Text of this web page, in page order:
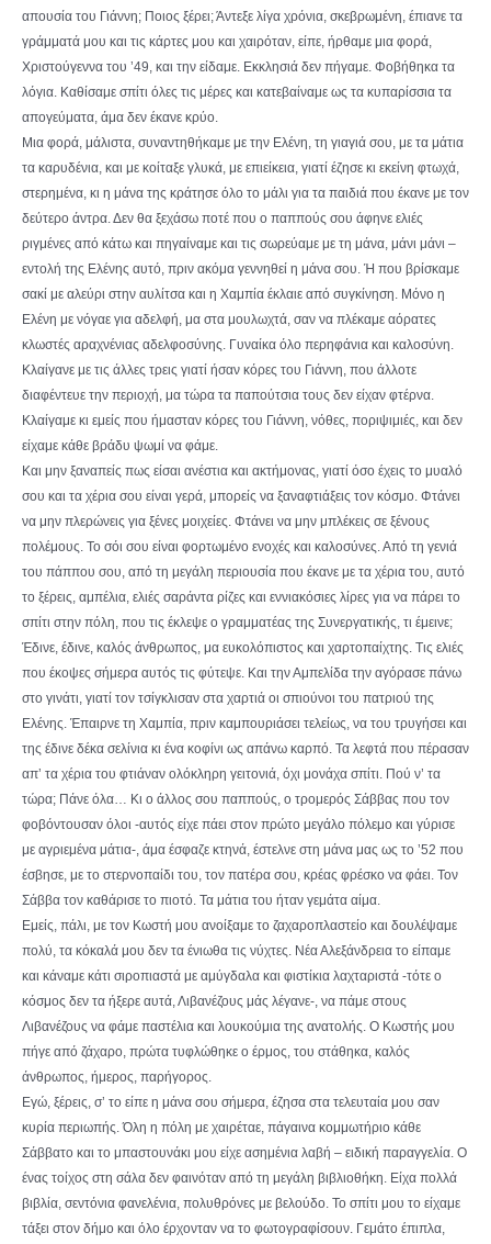
απουσία του Γιάννη; Ποιος ξέρει; Άντεξε λίγα χρόνια, σκεβρωμένη, έπιανε τα
γράμματά μου και τις κάρτες μου και χαιρόταν, είπε, ήρθαμε μια φορά,
Χριστούγεννα του ’49, και την είδαμε. Εκκλησιά δεν πήγαμε. Φοβήθηκα τα
λόγια. Καθίσαμε σπίτι όλες τις μέρες και κατεβαίναμε ως τα κυπαρίσσια τα
απογεύματα, άμα δεν έκανε κρύο.
Μια φορά, μάλιστα, συναντηθήκαμε με την Ελένη, τη γιαγιά σου, με τα μάτια
τα καρυδένια, και με κοίταξε γλυκά, με επιείκεια, γιατί έζησε κι εκείνη φτωχά,
στερημένα, κι η μάνα της κράτησε όλο το μάλι για τα παιδιά που έκανε με τον
δεύτερο άντρα. Δεν θα ξεχάσω ποτέ που ο παππούς σου άφηνε ελιές
ριγμένες από κάτω και πηγαίναμε και τις σωρεύαμε με τη μάνα, μάνι μάνι –
εντολή της Ελένης αυτό, πριν ακόμα γεννηθεί η μάνα σου. Ή που βρίσκαμε
σακί με αλεύρι στην αυλίτσα και η Χαμπία έκλαιε από συγκίνηση. Μόνο η
Ελένη με νόγαε για αδελφή, μα στα μουλωχτά, σαν να πλέκαμε αόρατες
κλωστές αραχνένιας αδελφοσύνης. Γυναίκα όλο περηφάνια και καλοσύνη.
Κλαίγανε με τις άλλες τρεις γιατί ήσαν κόρες του Γιάννη, που άλλοτε
διαφέντευε την περιοχή, μα τώρα τα παπούτσια τους δεν είχαν φτέρνα.
Κλαίγαμε κι εμείς που ήμασταν κόρες του Γιάννη, νόθες, ποριψιμιές, και δεν
είχαμε κάθε βράδυ ψωμί να φάμε.
Και μην ξαναπείς πως είσαι ανέστια και ακτήμονας, γιατί όσο έχεις το μυαλό
σου και τα χέρια σου είναι γερά, μπορείς να ξαναφτιάξεις τον κόσμο. Φτάνει
να μην πλερώνεις για ξένες μοιχείες. Φτάνει να μην μπλέκεις σε ξένους
πολέμους. Το σόι σου είναι φορτωμένο ενοχές και καλοσύνες. Από τη γενιά
του πάππου σου, από τη μεγάλη περιουσία που έκανε με τα χέρια του, αυτό
το ξέρεις, αμπέλια, ελιές σαράντα ρίζες και εννιακόσιες λίρες για να πάρει το
σπίτι στην πόλη, που τις έκλεψε ο γραμματέας της Συνεργατικής, τι έμεινε;
Έδινε, έδινε, καλός άνθρωπος, μα ευκολόπιστος και χαρτοπαίχτης. Τις ελιές
που έκοψες σήμερα αυτός τις φύτεψε. Και την Αμπελίδα την αγόρασε πάνω
στο γινάτι, γιατί τον τσίγκλισαν στα χαρτιά οι σπιούνοι του πατριού της
Ελένης. Έπαιρνε τη Χαμπία, πριν καμπουριάσει τελείως, να του τρυγήσει και
της έδινε δέκα σελίνια κι ένα κοφίνι ως απάνω καρπό. Τα λεφτά που πέρασαν
απ’ τα χέρια του φτιάναν ολόκληρη γειτονιά, όχι μονάχα σπίτι. Πού ν’ τα
τώρα; Πάνε όλα… Κι ο άλλος σου παππούς, ο τρομερός Σάββας που τον
φοβόντουσαν όλοι -αυτός είχε πάει στον πρώτο μεγάλο πόλεμο και γύρισε
με αγριεμένα μάτια-, άμα έσφαζε κτηνά, έστελνε στη μάνα μας ως το ’52 που
έσβησε, με το στερνοπαίδι του, τον πατέρα σου, κρέας φρέσκο να φάει. Τον
Σάββα τον καθάρισε το πιοτό. Τα μάτια του ήταν γεμάτα αίμα.
Εμείς, πάλι, με τον Κωστή μου ανοίξαμε το ζαχαροπλαστείο και δουλέψαμε
πολύ, τα κόκαλά μου δεν τα ένιωθα τις νύχτες. Νέα Αλεξάνδρεια το είπαμε
και κάναμε κάτι σιροπιαστά με αμύγδαλα και φιστίκια λαχταριστά -τότε ο
κόσμος δεν τα ήξερε αυτά, Λιβανέζους μάς λέγανε-, να πάμε στους
Λιβανέζους να φάμε παστέλια και λουκούμια της ανατολής. Ο Κωστής μου
πήγε από ζάχαρο, πρώτα τυφλώθηκε ο έρμος, του στάθηκα, καλός
άνθρωπος, ήμερος, παρήγορος.
Εγώ, ξέρεις, σ’ το είπε η μάνα σου σήμερα, έζησα στα τελευταία μου σαν
κυρία περιωπής. Όλη η πόλη με χαιρέταε, πάγαινα κομμωτήριο κάθε
Σάββατο και το μπαστουνάκι μου είχε ασημένια λαβή – ειδική παραγγελία. Ο
ένας τοίχος στη σάλα δεν φαινόταν από τη μεγάλη βιβλιοθήκη. Είχα πολλά
βιβλία, σεντόνια φανελένια, πολυθρόνες με βελούδο. Το σπίτι μου το είχαμε
τάξει στον δήμο και όλο έρχονταν να το φωτογραφίσουν. Γεμάτο έπιπλα,